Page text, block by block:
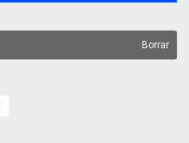
Borrar